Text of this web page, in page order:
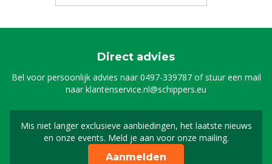
Direct advies
Bel voor persoonlijk advies naar0497-339787of stuur een mail
naarklantenservice.nl@schippers.eu
Mis niet langer exclusieve aanbiedingen, het laatste nieuws
en onze events. Meld je aan voor onze mailing.
Schrijf je in voor onze
Aanmelden